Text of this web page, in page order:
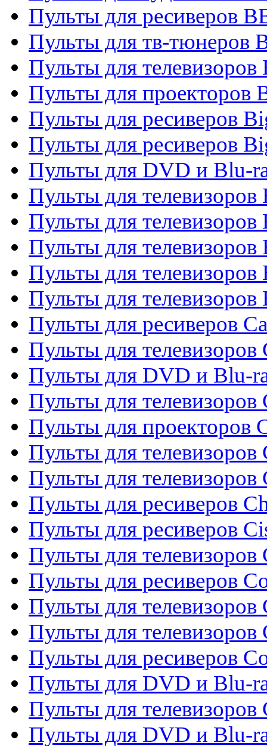
Пульты для ресиверов
Пульты для тв-тюнеров
Пульты для телевизоров
Пульты для проекторов
Пульты для ресиверов
Пульты для ресиверов
Пульты для DVD и Blu-
Пульты для телевизоров
Пульты для телевизоров
Пульты для телевизоров
Пульты для телевизоров
Пульты для телевизоров
Пульты для ресиверов
Пульты для телевизоров
Пульты для DVD и Blu-
Пульты для телевизоров
Пульты для проекторов
Пульты для телевизоров
Пульты для телевизоров
Пульты для ресиверов
Пульты для ресиверов
Пульты для телевизоров
Пульты для ресиверов
Пульты для телевизоров
Пульты для телевизоров
Пульты для ресиверов
Пульты для DVD и Blu-
Пульты для телевизоров
Пульты для DVD и Blu-